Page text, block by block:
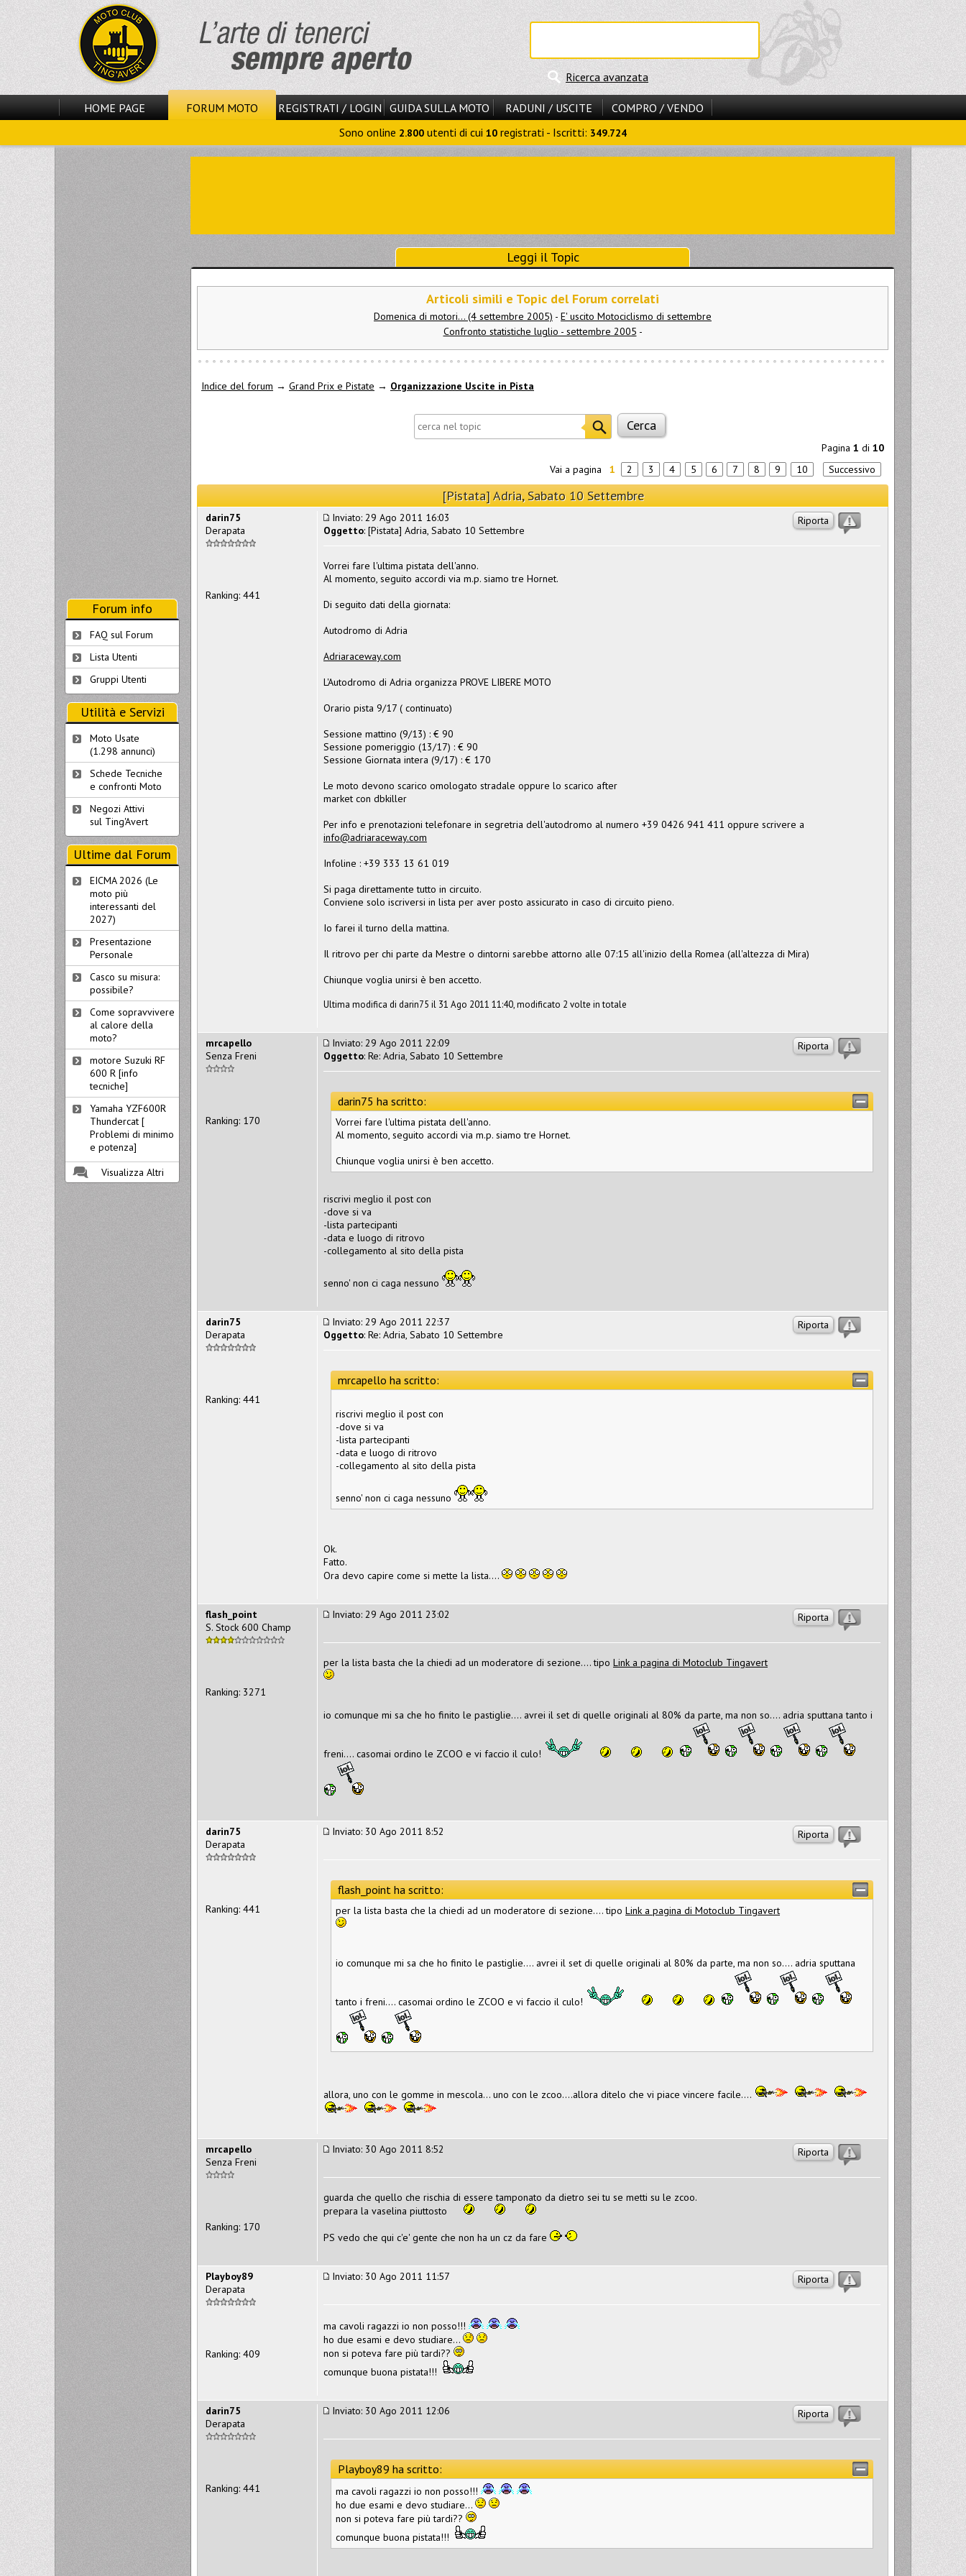
Ricerca avanzata
HOME PAGE FORUM MOTO REGISTRATI / LOGIN GUIDA SULLA MOTO RADUNI / USCITE
COMPRO / VENDO
Sono online 2.800 utenti di cui 10 registrati - Iscritti: 349.724
Leggi il Topic
Articoli simili e Topic del Forum correlati
Domenica di motori... (4 settembre 2005) - E' uscito Motociclismo di settembre
Confronto statistiche luglio - settembre 2005 -
Indice del forum → Grand Prix e Pistate → Organizzazione Uscite in Pista
Pagina 1 di 10
Vai a pagina
1 2 3 4 5 6 7 8 9 10 Successivo
[Pistata] Adria, Sabato 10 Settembre
Riporta
Inviato: 29 Ago 2011 16:03
Oggetto: [Pistata] Adria, Sabato 10 Settembre
Vorrei fare l'ultima pistata dell'anno.
Al momento, seguito accordi via m.p. siamo tre Hornet.
Di seguito dati della giornata:
Autodromo di Adria
Adriaraceway.com
L'Autodromo di Adria organizza PROVE LIBERE MOTO
Orario pista 9/17 ( continuato)
Sessione mattino (9/13) : € 90
Sessione pomeriggio (13/17) : € 90
Sessione Giornata intera (9/17) : € 170
Le moto devono scarico omologato stradale oppure lo scarico after
market con dbkiller
Per info e prenotazioni telefonare in segretria dell'autodromo al numero +39 0426 941 411 oppure scrivere a
info@adriaraceway.com
Infoline : +39 333 13 61 019
Si paga direttamente tutto in circuito.
Conviene solo iscriversi in lista per aver posto assicurato in caso di circuito pieno.
Io farei il turno della mattina.
Il ritrovo per chi parte da Mestre o dintorni sarebbe attorno alle 07:15 all'inizio della Romea (all'altezza di Mira)
Chiunque voglia unirsi è ben accetto.
Ultima modifica di darin75 il 31 Ago 2011 11:40, modificato 2 volte in totale
darin75
Derapata
Ranking: 441
Riporta
Inviato: 29 Ago 2011 22:09
Oggetto: Re: Adria, Sabato 10 Settembre
darin75 ha scritto:
Vorrei fare l'ultima pistata dell'anno.
Al momento, seguito accordi via m.p. siamo tre Hornet.
Chiunque voglia unirsi è ben accetto.
riscrivi meglio il post con
-dove si va
-lista partecipanti
-data e luogo di ritrovo
-collegamento al sito della pista
senno' non ci caga nessuno
mrcapello
Senza Freni
Ranking: 170
Riporta
Inviato: 29 Ago 2011 22:37
Oggetto: Re: Adria, Sabato 10 Settembre
mrcapello ha scritto:
riscrivi meglio il post con
-dove si va
-lista partecipanti
-data e luogo di ritrovo
-collegamento al sito della pista
senno' non ci caga nessuno
Ok.
Fatto.
Ora devo capire come si mette la lista....
darin75
Derapata
Ranking: 441
Riporta
Inviato: 29 Ago 2011 23:02
per la lista basta che la chiedi ad un moderatore di sezione.... tipo Link a pagina di Motoclub Tingavert
io comunque mi sa che ho finito le pastiglie.... avrei il set di quelle originali al 80% da parte, ma non so.... adria sputtana tanto i
freni.... casomai ordino le ZCOO e vi faccio il culo!
flash_point
S. Stock 600 Champ
Ranking: 3271
Riporta
Inviato: 30 Ago 2011 8:52
flash_point ha scritto:
per la lista basta che la chiedi ad un moderatore di sezione.... tipo Link a pagina di Motoclub Tingavert
io comunque mi sa che ho finito le pastiglie.... avrei il set di quelle originali al 80% da parte, ma non so.... adria sputtana
tanto i freni.... casomai ordino le ZCOO e vi faccio il culo!
allora, uno con le gomme in mescola... uno con le zcoo....allora ditelo che vi piace vincere facile....
darin75
Derapata
Ranking: 441
Riporta
Inviato: 30 Ago 2011 8:52
guarda che quello che rischia di essere tamponato da dietro sei tu se metti su le zcoo.
prepara la vaselina piuttosto
PS vedo che qui c'e' gente che non ha un cz da fare
mrcapello
Senza Freni
Ranking: 170
Riporta
Inviato: 30 Ago 2011 11:57
ma cavoli ragazzi io non posso!!!
ho due esami e devo studiare...
non si poteva fare più tardi??
comunque buona pistata!!!
Playboy89
Derapata
Ranking: 409
Riporta
Inviato: 30 Ago 2011 12:06
Playboy89 ha scritto:
ma cavoli ragazzi io non posso!!!
ho due esami e devo studiare...
non si poteva fare più tardi??
comunque buona pistata!!!
darin75
Derapata
Ranking: 441
Forum info
FAQ sul Forum
Lista Utenti
Gruppi Utenti
Utilità e Servizi
Moto Usate
(1.298 annunci)
Schede Tecniche
e confronti Moto
Negozi Attivi
sul Ting'Avert
Ultime dal Forum
EICMA 2026 (Le
moto più
interessanti del
2027)
Presentazione
Personale
Casco su misura:
possibile?
Come sopravvivere
al calore della
moto?
motore Suzuki RF
600 R [info
tecniche]
Yamaha YZF600R
Thundercat [
Problemi di minimo
e potenza]
Visualizza Altri